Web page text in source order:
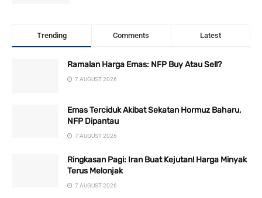
Trending Comments Latest
Ramalan Harga Emas: NFP Buy Atau Sell?
7 AUGUST 2026
Emas Terciduk Akibat Sekatan Hormuz Baharu,
NFP Dipantau
7 AUGUST 2026
Ringkasan Pagi: Iran Buat Kejutan! Harga Minyak
Terus Melonjak
7 AUGUST 2026